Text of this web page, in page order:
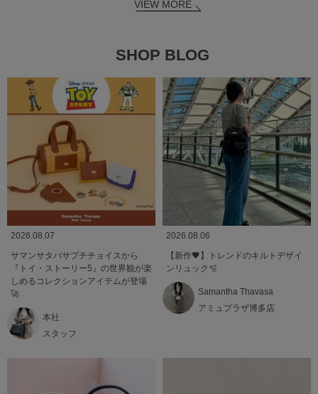
VIEW MORE
SHOP BLOG
2026.08.07
サマンサタバサプチチョイスから
『トイ・ストーリー5』の世界観が楽
しめるコレクションアイテムが登場
🚀
本社
スタッフ
2026.08.06
【新作🖤】トレンドのキルトデザイ
ンリュック🫧
Samantha Thavasa
アミュプラザ博多店